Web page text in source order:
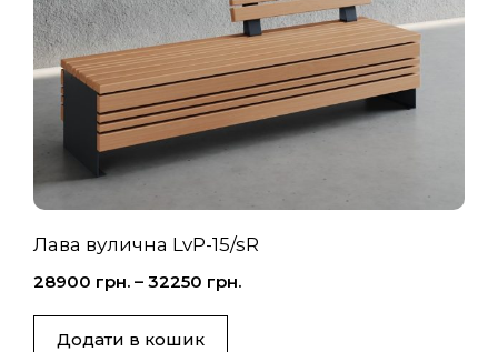
Лава вулична LvP-15/sR
28900 грн. – 32250 грн.
Додати в кошик